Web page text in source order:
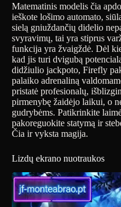
Matematinis modelis čia
ieškote lošimo automato,
sielą gniuždančių didelio
svyravimų, tai yra stiprus
funkcija yra žvaigždė. Dėl
kad jis turi dvigubą
didžiulio jackpoto, Firefly
palaiko adrenaliną
pristatė profesionalų,
pirmenybę žaidėjo laikui, o
gudrybėms. Patikrinkite
pakoreguokite statymą ir
Čia ir vyksta magija.
Lizdų ekrano nuotraukos